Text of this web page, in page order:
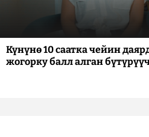
Күнүнө 10 саатка чейин
жогорку балл алган